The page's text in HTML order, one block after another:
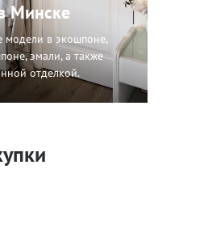
Минске
модели в экошпоне,
эмали, а также
отделкой.